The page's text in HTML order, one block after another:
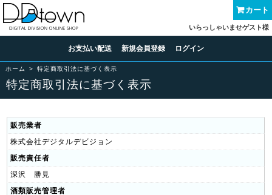
いらっしゃいませゲスト様
お支払い配送 新規会員登録 ログイン
カート
ホーム 特定商取引法に基づく表示
特定商取引法に基づく表示
販売業者
株式会社デジタルデビジョン
販売責任者
深沢 勝見
酒類販売管理者